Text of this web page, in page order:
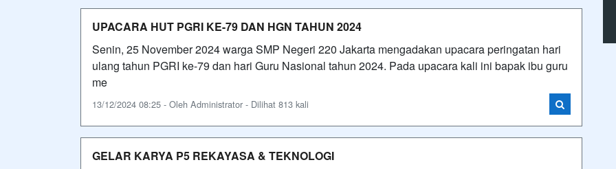
UPACARA HUT PGRI KE-79 DAN HGN TAHUN 2024
Senin, 25 November 2024 warga SMP Negeri 220 Jakarta mengadakan upacara peringatan hari
ulang tahun PGRI ke-79 dan hari Guru Nasional tahun 2024. Pada upacara kali ini bapak ibu guru
me
13/12/2024 08:25 - Oleh Administrator - Dilihat 813 kali
GELAR KARYA P5 REKAYASA & TEKNOLOGI